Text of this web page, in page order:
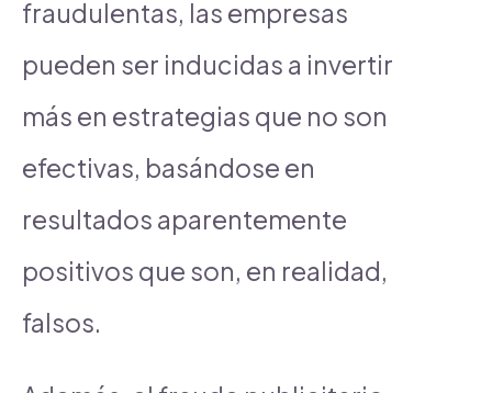
fraudulentas, las empresas
pueden ser inducidas a invertir
más en estrategias que no son
efectivas, basándose en
resultados aparentemente
positivos que son, en realidad,
falsos.